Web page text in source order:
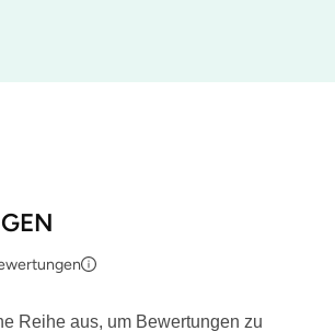
Reihe aus, um Bewertungen zu